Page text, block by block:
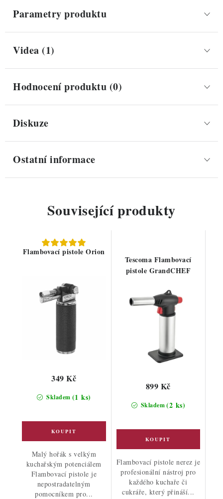
Parametry produktu
Videa (1)
Hodnocení produktu (0)
Diskuze
Ostatní informace
Související produkty
Flambovací pistole Orion
Skladem (1 ks)
349 Kč
Malý hořák s velkým
kuchařským potenciálem
Flambovací pistole je
nepostradatelným
pomocníkem pro...
Tescoma Flambovací
pistole GrandCHEF
Skladem(2 ks)
899 Kč
Flambovací pistole nerez je
profesionální nástroj pro
každého kuchaře či
cukráře, který přináší...